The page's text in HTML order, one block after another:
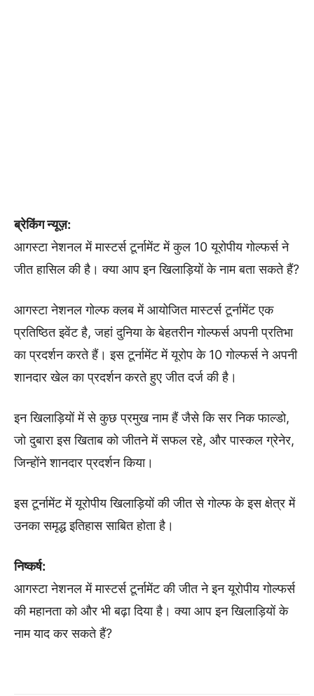
ब्रेकिंग न्यूज़:
आगस्टा नेशनल में मास्टर्स टूर्नामेंट में कुल 10 यूरोपीय गोल्फर्स ने
जीत हासिल की है। क्या आप इन खिलाड़ियों के नाम बता सकते हैं?
आगस्टा नेशनल गोल्फ क्लब में आयोजित मास्टर्स टूर्नामेंट एक
प्रतिष्ठित इवेंट है, जहां दुनिया के बेहतरीन गोल्फर्स अपनी प्रतिभा
का प्रदर्शन करते हैं। इस टूर्नामेंट में यूरोप के 10 गोल्फर्स ने अपनी
शानदार खेल का प्रदर्शन करते हुए जीत दर्ज की है।
इन खिलाड़ियों में से कुछ प्रमुख नाम हैं जैसे कि सर निक फाल्डो,
जो दुबारा इस खिताब को जीतने में सफल रहे, और पास्कल ग्रेनेर,
जिन्होंने शानदार प्रदर्शन किया।
इस टूर्नामेंट में यूरोपीय खिलाड़ियों की जीत से गोल्फ के इस क्षेत्र में
उनका समृद्ध इतिहास साबित होता है।
निष्कर्ष:
आगस्टा नेशनल में मास्टर्स टूर्नामेंट की जीत ने इन यूरोपीय गोल्फर्स
की महानता को और भी बढ़ा दिया है। क्या आप इन खिलाड़ियों के
नाम याद कर सकते हैं?